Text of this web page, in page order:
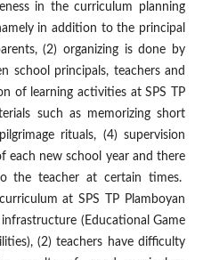
in the curriculum planning
in addition to the principal
(2) organizing is done by
school principals, teachers and
of learning activities at SPS TP
such as memorizing short
rituals, (4) supervision
each new school year and there
the teacher at certain times.
at SPS TP Plamboyan
(Educational Game
(2) teachers have difficulty